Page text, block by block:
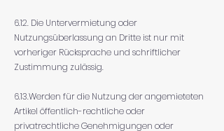
6.12. Die Untervermietung oder
Nutzungsüberlassung an Dritte ist nur mit
vorheriger Rücksprache und schriftlicher
Zustimmung zulässig.
6.13.Werden für die Nutzung der angemieteten
Artikel öffentlich-rechtliche oder
privatrechtliche Genehmigungen oder